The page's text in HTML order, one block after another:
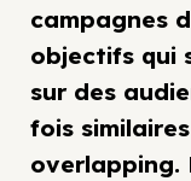
campagnes
objectifs qui
sur des
fois
overlapping.